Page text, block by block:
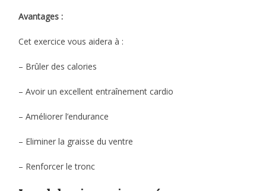
Avantages :
Cet exercice vous aidera à :
– Brûler des calories
– Avoir un excellent entraînement cardio
– Améliorer l’endurance
– Eliminer la graisse du ventre
– Renforcer le tronc